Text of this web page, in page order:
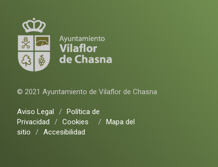
© 2021 Ayuntamiento de Vilaflor de Chasna
Aviso Legal / Política de
Privacidad
/ Cookies / Mapa del
sitio
/ Accesibilidad